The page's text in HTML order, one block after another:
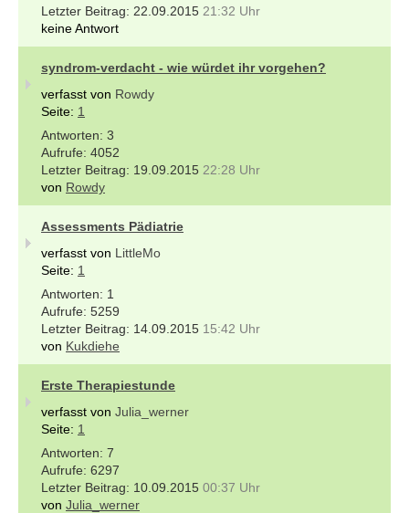
22.09.2015 21:32 Uhr
keine Antwort
syndrom-verdacht - wie würdet ihr vorgehen?
verfasst von Rowdy
Seite: 1
3
4052
19.09.2015 22:28 Uhr
von Rowdy
Assessments Pädiatrie
verfasst von LittleMo
Seite: 1
1
5259
14.09.2015 15:42 Uhr
von Kukdiehe
Erste Therapiestunde
verfasst von Julia_werner
Seite: 1
7
6297
10.09.2015 00:37 Uhr
von Julia_werner